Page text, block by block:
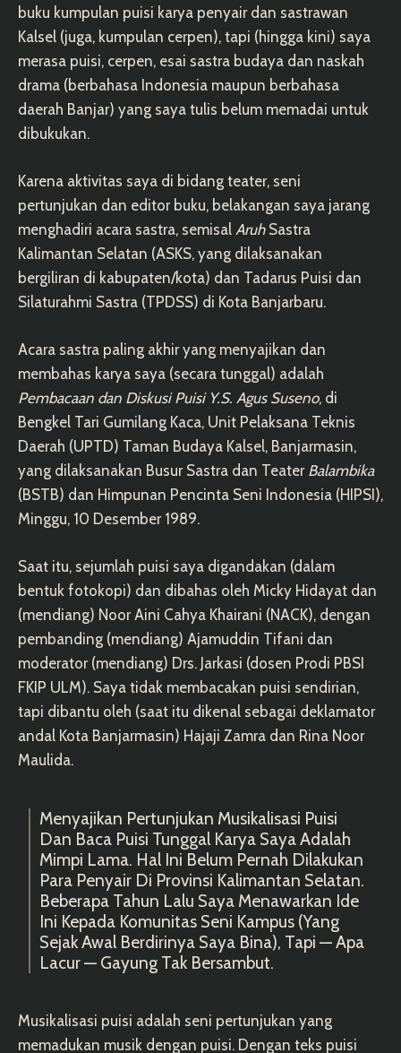
buku kumpulan puisi karya penyair dan sastrawan
Kalsel (juga, kumpulan cerpen), tapi (hingga kini) saya
merasa puisi, cerpen, esai sastra budaya dan naskah
drama (berbahasa Indonesia maupun berbahasa
daerah Banjar) yang saya tulis belum memadai untuk
dibukukan.
Karena aktivitas saya di bidang teater, seni
pertunjukan dan editor buku, belakangan saya jarang
menghadiri acara sastra, semisal AruhSastra
Kalimantan Selatan (ASKS, yang dilaksanakan
bergiliran di kabupaten/kota) dan Tadarus Puisi dan
Silaturahmi Sastra (TPDSS) di Kota Banjarbaru.
Acara sastra paling akhir yang menyajikan dan
membahas karya saya (secara tunggal) adalah
Pembacaan dan Diskusi Puisi Y.S. Agus Suseno, di
Bengkel Tari Gumilang Kaca, Unit Pelaksana Teknis
Daerah (UPTD) Taman Budaya Kalsel, Banjarmasin,
yang dilaksanakan Busur Sastra dan Teater Balambika
(BSTB) dan Himpunan Pencinta Seni Indonesia (HIPSI),
Minggu, 10 Desember 1989.
Saat itu, sejumlah puisi saya digandakan (dalam
bentuk fotokopi) dan dibahas oleh Micky Hidayat dan
(mendiang) Noor Aini Cahya Khairani (NACK), dengan
pembanding (mendiang) Ajamuddin Tifani dan
moderator (mendiang) Drs. Jarkasi (dosen Prodi PBSI
FKIP ULM). Saya tidak membacakan puisi sendirian,
tapi dibantu oleh (saat itu dikenal sebagai deklamator
andal Kota Banjarmasin) Hajaji Zamra dan Rina Noor
Maulida.
Menyajikan Pertunjukan Musikalisasi Puisi
Dan Baca Puisi Tunggal Karya Saya Adalah
Mimpi Lama. Hal Ini Belum Pernah Dilakukan
Para Penyair Di Provinsi Kalimantan Selatan.
Beberapa Tahun Lalu Saya Menawarkan Ide
Ini Kepada Komunitas Seni Kampus (yang
Sejak Awal Berdirinya Saya Bina), Tapi — Apa
Lacur — Gayung Tak Bersambut.
Musikalisasi puisi adalah seni pertunjukan yang
memadukan musik dengan puisi. Dengan teks puisi